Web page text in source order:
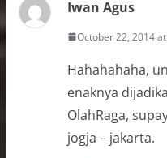
Iwan Agus
October 22, 2014
Hahahahaha,
enaknya
OlahRaga,
jogja – jakarta.